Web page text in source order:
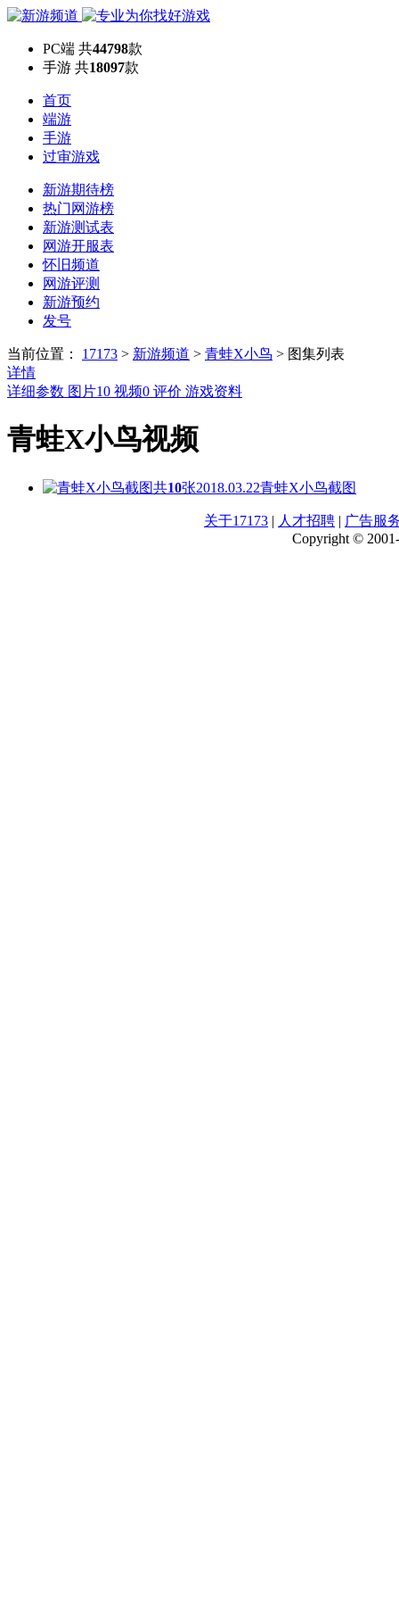
PC端 共44798款
手游 共18097款
首页
端游
手游
过审游戏
新游期待榜
热门网游榜
新游测试表
网游开服表
怀旧频道
网游评测
新游预约
发号
当前位置： 17173 > 新游频道 > 青蛙X小鸟 > 图集列表
详情
详细参数 图片10 视频0 评价 游戏资料
青蛙X小鸟视频
共10张2018.03.22青蛙X小鸟截图
关于17173 | 人才招聘 | 广告服
Copyright ©